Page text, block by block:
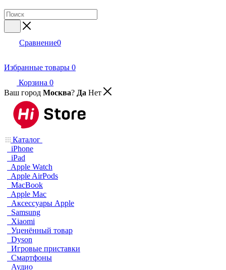
Сравнение0
Избранные товары 0
Корзина 0
Ваш город Москва? Да Нет
Каталог
iPhone
iPad
Apple Watch
Apple AirPods
MacBook
Apple Mac
Аксессуары Apple
Samsung
Xiaomi
Уценённый товар
Dyson
Игровые приставки
Смартфоны
Аудио